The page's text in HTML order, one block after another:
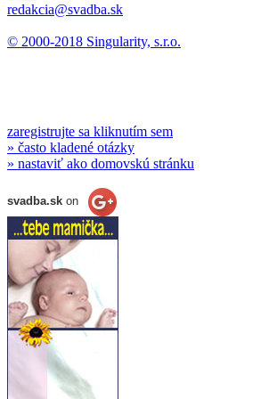
redakcia@svadba.sk
© 2000-2018 Singularity, s.r.o.
zaregistrujte sa kliknutím sem
» často kladené otázky
» nastaviť ako domovskú stránku
svadba.sk on